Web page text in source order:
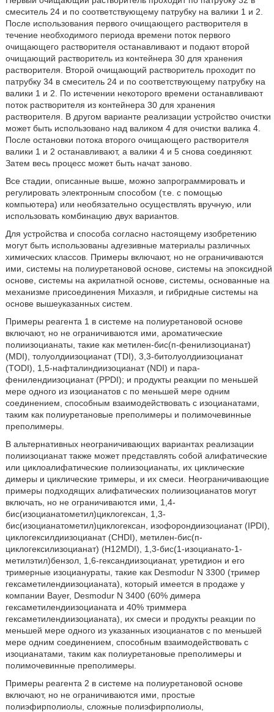
смеситель 24 и по соответствующему патрубку на валики 1 и 2.
После использования первого очищающего растворителя в
течение необходимого периода времени поток первого
очищающего растворителя останавливают и подают второй
очищающий растворитель из контейнера 30 для хранения
растворителя. Второй очищающий растворитель проходит по
патрубку 34 в смеситель 24 и по соответствующему патрубку на
валики 1 и 2. По истечении некоторого времени останавливают
поток растворителя из контейнера 30 для хранения
растворителя. В другом варианте реализации устройство очистки
может быть использовано над валиком 4 для очистки валика 4.
После остановки потока второго очищающего растворителя
валики 1 и 2 останавливают, а валики 4 и 5 снова соединяют.
Затем весь процесс может быть начат заново.
Все стадии, описанные выше, можно запрограммировать и
регулировать электронным способом (т.е. с помощью
компьютера) или необязательно осуществлять вручную, или
использовать комбинацию двух вариантов.
Для устройства и способа согласно настоящему изобретению
могут быть использованы адгезивные материалы различных
химических классов. Примеры включают, но не ограничиваются
ими, системы на полиуретановой основе, системы на эпоксидной
основе, системы на акрилатной основе, системы, основанные на
механизме присоединения Михаэля, и гибридные системы на
основе вышеуказанных систем.
Примеры реагента 1 в системе на полиуретановой основе
включают, но не ограничиваются ими, ароматические
полиизоцианаты, такие как метилен-бис(п-фенилизоцианат)
(MDI), толуолдиизоцианат (TDI), 3,3-битолуолдиизоцианат
(TODI), 1,5-нафталиндиизоцианат (NDI) и пара-
фенилендиизоцианат (PPDI); и продукты реакции по меньшей
мере одного из изоцианатов с по меньшей мере одним
соединением, способным взаимодействовать с изоцианатами,
таким как полиуретановые преполимеры и полимочевинные
преполимеры.
В альтернативных неограничивающих вариантах реализации
полиизоцианат также может представлять собой алифатические
или циклоалифатические полиизоцианаты, их циклические
димеры и циклические тримеры, и их смеси. Неограничивающие
примеры подходящих алифатических полиизоцианатов могут
включать, но не ограничиваются ими, 1,4-
бис(изоцианатометил)циклогексан, 1,3-
бис(изоцианатометил)циклогексан, изофорондиизоцианат (IPDI),
циклогексилдиизоцианат (CHDI), метилен-бис(п-
циклогексилизоцианат) (H12MDI), 1,3-бис(1-изоцианато-1-
метилэтил)бензол, 1,6-гександиизоцианат, уретидион и его
тримерные изоцианураты, такие как Desmodur N 3300 (тример
гексаметилендиизоцианата), который имеется в продаже у
компании Bayer, Desmodur N 3400 (60% димера
гексаметилендиизоцианата и 40% триммера
гексаметилендиизоцианата), их смеси и продукты реакции по
меньшей мере одного из указанных изоцианатов с по меньшей
мере одним соединением, способным взаимодействовать с
изоцианатами, таким как полиуретановые преполимеры и
полимочевинные преполимеры.
Примеры реагента 2 в системе на полиуретановой основе
включают, но не ограничиваются ими, простые
полиэфирполиолы, сложные полиэфирполиолы,